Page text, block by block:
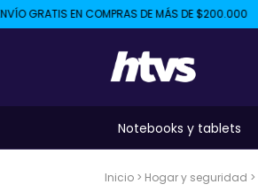
GRATIS EN COMPRAS DE MÁS DE $200.000
Notebooks y tablets
Inicio > Hogar y seguridad >